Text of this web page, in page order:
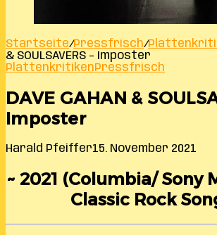
Startseite/Pressfrisch/
& SOULSAVERS – Imposter
PlattenkritikenPressfrisch
DAVE GAHAN &
Imposter
Harald Pfeiffer15. November 2021
~ 2021 (Columbia/ Sony
Classic Rock